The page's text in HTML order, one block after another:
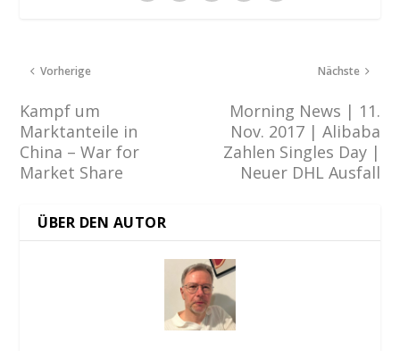
Vorherige
Kampf um
Marktanteile in
China – War for
Market Share
Nächste
Morning News | 11.
Nov. 2017 | Alibaba
Zahlen Singles Day |
Neuer DHL Ausfall
ÜBER DEN AUTOR